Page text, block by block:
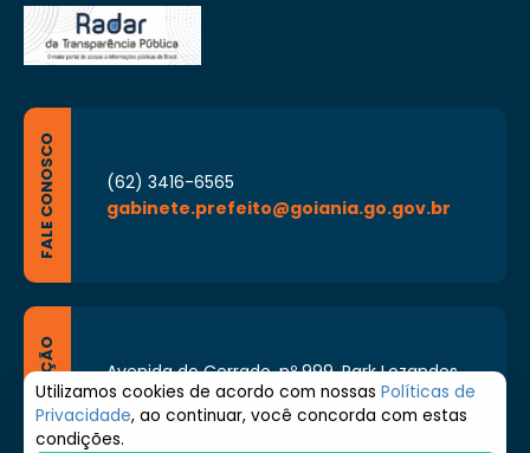
FALE CONOSCO
(62) 3416-6565
gabinete.prefeito@goiania.go.gov.br
LOCALIZAÇÃO
Avenida do Cerrado, nº 999, Park Lozandes,
Goiânia - Goiás CEP: 74884-092
Segunda à Sexta de 8h às 17h
Utilizamos cookies de acordo com nossas Políticas de
Privacidade, ao continuar, você concorda com estas
condições.